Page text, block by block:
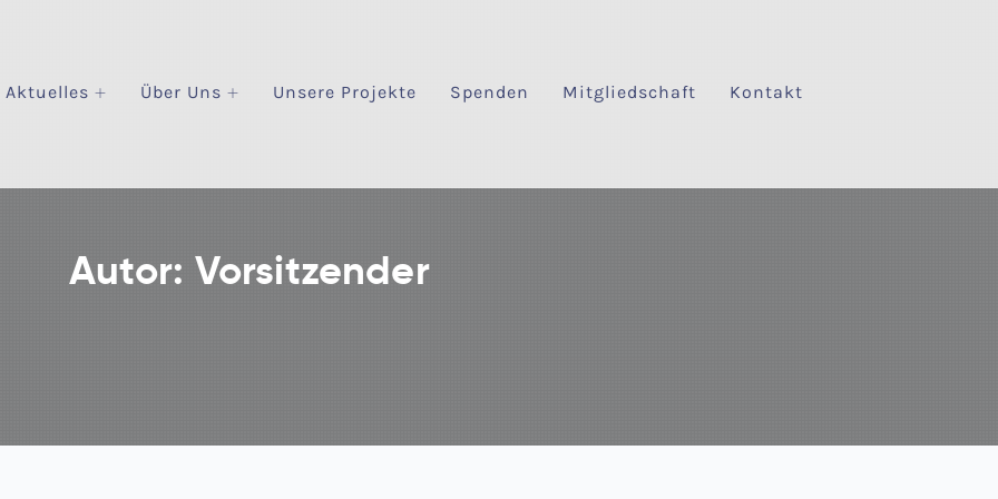
Aktuelles Über Uns Unsere Projekte Spenden Mitgliedschaft Kontakt
Autor: Vorsitzender